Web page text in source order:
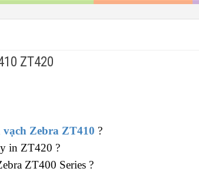
ZT420
Zebra ZT410 ?
in ZT420 ?
ZT400 Series ?